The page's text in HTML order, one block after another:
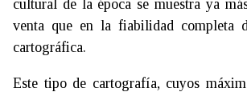
cultural de la época se muestra ya
venta que en la fiabilidad completa
cartográfica.
Este tipo de cartografía, cuyos